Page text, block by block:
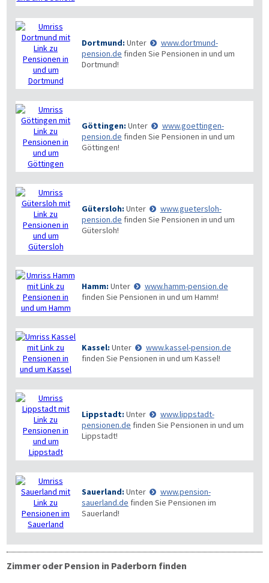
Dortmund: Unter
www.dortmund-
pension.de finden Sie Pensionen in und um
Dortmund!
Göttingen: Unter
www.goettingen-
pension.de finden Sie Pensionen in und um
Göttingen!
Gütersloh: Unter
www.guetersloh-
pension.de finden Sie Pensionen in und um
Gütersloh!
Hamm: Unter
www.hamm-pension.de
finden Sie Pensionen in und um Hamm!
Kassel: Unter
www.kassel-pension.de
finden Sie Pensionen in und um Kassel!
Lippstadt: Unter
www.lippstadt-
pensionen.de finden Sie Pensionen in und um
Lippstadt!
Sauerland: Unter
www.pension-
sauerland.de finden Sie Pensionen im
Sauerland!
Zimmer oder Pension in Paderborn finden